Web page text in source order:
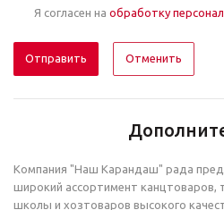
Я согласен на обработку
Отменить
Компания "Наш Карандаш" рада
широкий ассортимент канцтоваров,
школы и хозтоваров высокого